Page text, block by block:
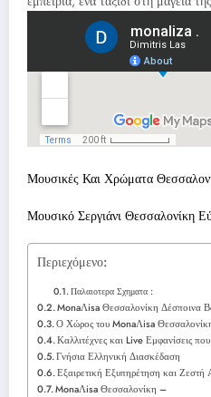
Μουσικές Και Χρώματα
Μουσικό Σεργιάνι Θεσσαλονίκη
Περιεχόμενο:
Παλαιοτερα Σχηματα :
MonaΛisa Θεσσαλονίκη Δέσποινα
Ο Χώρος του MonaΛisa
Καλλιτέχνες και Live Εμφανίσεις
Γνήσια Ελληνική Διασκέδαση
Εξαιρετική Εξυπηρέτηση και Ζεστή
MonaΛisa Θεσσαλονίκη –